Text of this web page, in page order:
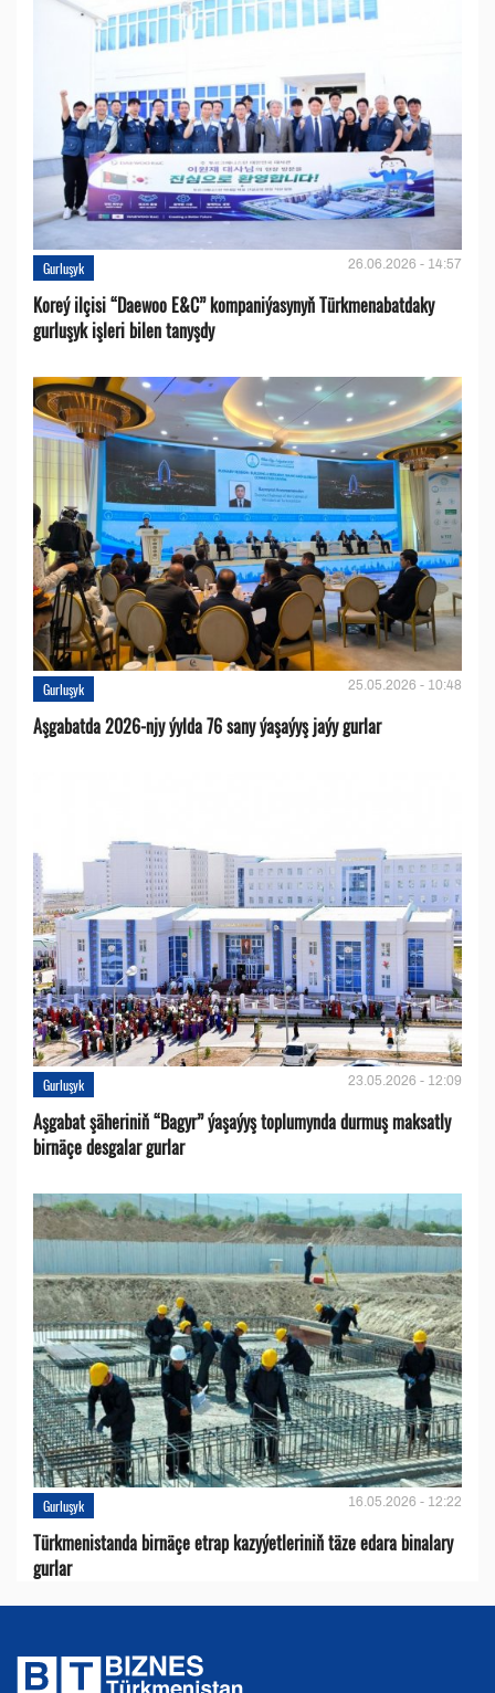
Gurluşyk 26.06.2026 - 14:57
Koreý ilçisi “Daewoo E&C” kompaniýasynyň Türkmenabatdaky
gurluşyk işleri bilen tanyşdy
Gurluşyk 25.05.2026 - 10:48
Aşgabatda 2026-njy ýylda 76 sany ýaşaýyş jaýy gurlar
Gurluşyk 23.05.2026 - 12:09
Aşgabat şäheriniň “Bagyr” ýaşaýyş toplumynda durmuş maksatly
birnäçe desgalar gurlar
Gurluşyk 16.05.2026 - 12:22
Türkmenistanda birnäçe etrap kazyýetleriniň täze edara binalary
gurlar